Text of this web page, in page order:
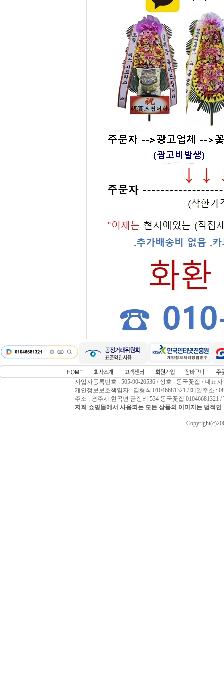
사업자등록번호 : 505-90-20536 / 상호 : 동국꽃집 / 대표
개인정보보호책임자 : 김형식 01046681321 / 메일주소 :
주소 : 경주시 현곡면 금장리 534 동국꽃집 01046681321
저희 쇼핑몰에서 사용되는 모든 상품의 이미지는 법적